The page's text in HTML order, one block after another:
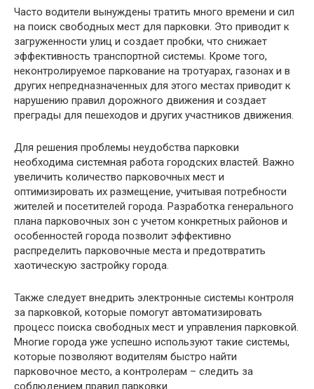
Часто водители вынуждены тратить много времени и сил
на поиск свободных мест для парковки. Это приводит к
загруженности улиц и создает пробки, что снижает
эффективность транспортной системы. Кроме того,
неконтролируемое паркование на тротуарах, газонах и в
других непредназначенных для этого местах приводит к
нарушению правил дорожного движения и создает
преграды для пешеходов и других участников движения.
Для решения проблемы неудобства парковки
необходима системная работа городских властей. Важно
увеличить количество парковочных мест и
оптимизировать их размещение, учитывая потребности
жителей и посетителей города. Разработка генерального
плана парковочных зон с учетом конкретных районов и
особенностей города позволит эффективно
распределить парковочные места и предотвратить
хаотическую застройку города.
Также следует внедрить электронные системы контроля
за парковкой, которые помогут автоматизировать
процесс поиска свободных мест и управления парковкой.
Многие города уже успешно используют такие системы,
которые позволяют водителям быстро найти
парковочное место, а контролерам – следить за
соблюдением правил парковки.